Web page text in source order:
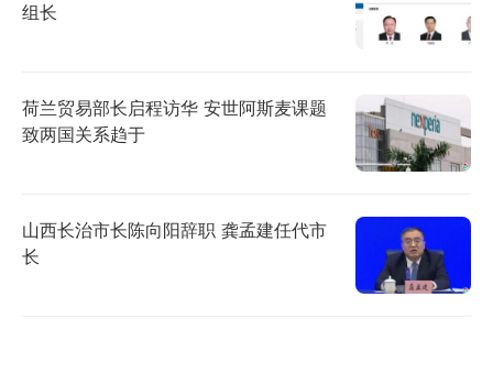
组长
荷兰贸易部长启程访华 安世阿斯麦课题
致两国关系趋于
山西长治市长陈向阳辞职 龚孟建任代市
长